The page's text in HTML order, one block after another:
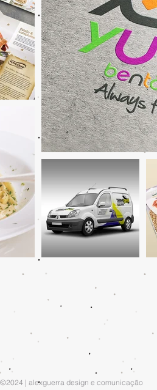
©2024 | alexguerra design e comunicação